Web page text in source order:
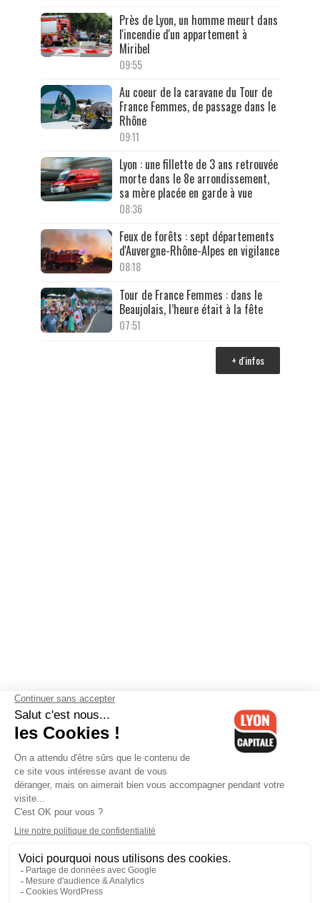
Près de Lyon, un homme meurt dans
l'incendie d'un appartement à
Miribel
09:55
Au coeur de la caravane du Tour de
France Femmes, de passage dans le
Rhône
09:11
Lyon : une fillette de 3 ans retrouvée
morte dans le 8e arrondissement,
sa mère placée en garde à vue
08:36
Feux de forêts : sept départements
d'Auvergne-Rhône-Alpes en vigilance
08:18
Tour de France Femmes : dans le
Beaujolais, l’heure était à la fête
07:51
+ d'infos
Contactez-nous-Mentions légales-CGV-Politique de
confidentialité-Gestion des cookies